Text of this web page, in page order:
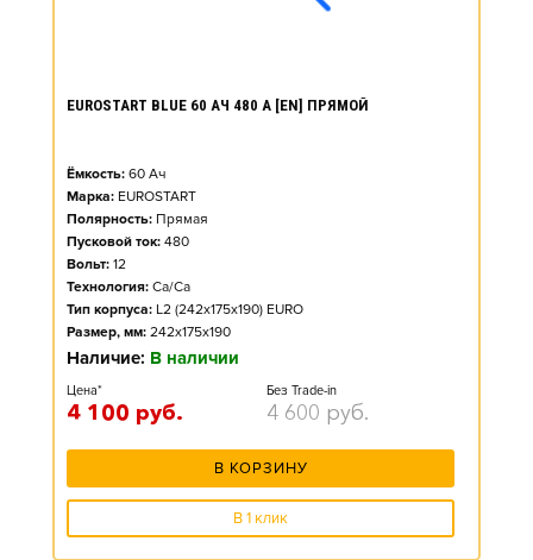
EUROSTART BLUE 60 АЧ 480 А [EN] ПРЯМОЙ
Ёмкость: 60 Ач
Марка: EUROSTART
Полярность: Прямая
Пусковой ток: 480
Вольт: 12
Технология: Ca/Ca
Тип корпуса: L2 (242x175x190) EURO
Размер, мм: 242x175x190
Наличие: В наличии
Цена*
4 100 руб.
Без Trade-in
4 600 руб.
В КОРЗИНУ
В 1 клик